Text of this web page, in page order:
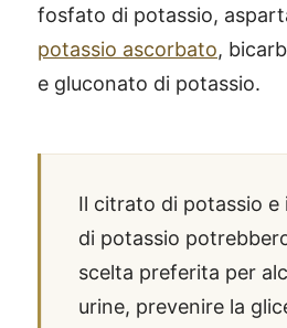
fosfato di potassio,
potassio ascorbato,
e gluconato di potassio.
Il citrato di potassio e
di potassio
scelta preferita per
urine, prevenire la